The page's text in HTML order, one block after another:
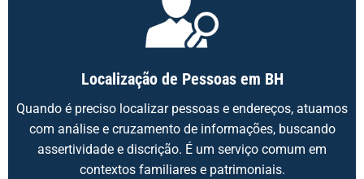
Localização de Pessoas em BH
Quando é preciso localizar pessoas e endereços, atuamos
com análise e cruzamento de informações, buscando
assertividade e discrição. É um serviço comum em
contextos familiares e patrimoniais.